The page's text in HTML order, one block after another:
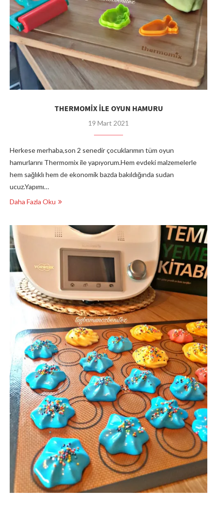
THERMOMİX İLE OYUN HAMURU
19 Mart 2021
Herkese merhaba,son 2 senedir çocuklarımın tüm oyun
hamurlarını Thermomix ile yapıyorum.Hem evdeki malzemelerle
hem sağlıklı hem de ekonomik bazda bakıldığında sudan
ucuz.Yapımı…
Daha Fazla Oku